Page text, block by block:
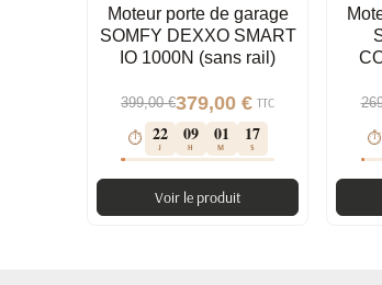
Moteur porte de garage
SOMFY DEXXO SMART
IO 1000N (sans rail)
399,00 €379,00 € TTC
⏱ 22
J
09
H
01
M
16
S
Voir le produit
⏱